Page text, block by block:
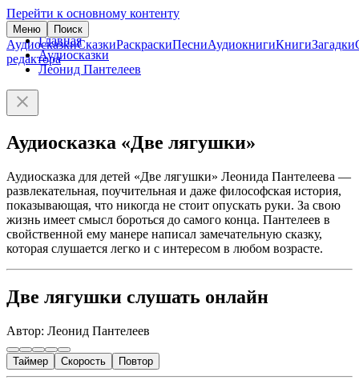
Перейти к основному контенту
Меню Поиск
АудиосказкиСказкиРаскраскиПесниАудиокнигиКнигиЗагадки
редактора
Главная
Аудиосказки
Леонид Пантелеев
Аудиосказка «Две лягушки»
Аудиосказка для детей «Две лягушки» Леонида Пантелеева —
развлекательная, поучительная и даже философская история,
показывающая, что никогда не стоит опускать руки. За свою
жизнь имеет смысл бороться до самого конца. Пантелеев в
свойственной ему манере написал замечательную сказку,
которая слушается легко и с интересом в любом возрасте.
Две лягушки слушать онлайн
Автор: Леонид Пантелеев
Таймер Скорость Повтор